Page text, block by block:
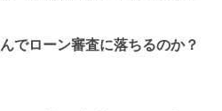
でローン審査に落ちるのか？